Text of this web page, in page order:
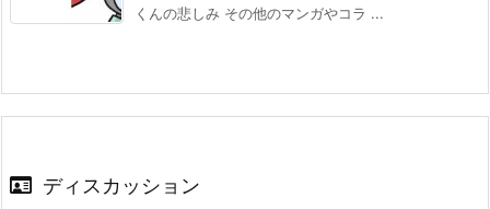
くんの悲しみ その他のマンガやコラ ...
ディスカッション